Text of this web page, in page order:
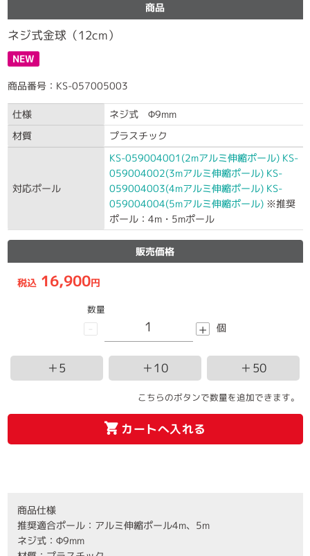
商品
ネジ式金球（12cm）
NEW
商品番号：KS-057005003
仕様
ネジ式 Φ9mm
材質
プラスチック
対応ポール
KS-059004001(2mアルミ伸縮ポール) KS-
059004002(3mアルミ伸縮ポール) KS-
059004003(4mアルミ伸縮ポール) KS-
059004004(5mアルミ伸縮ポール)※推奨
ポール：4m・5mポール
販売価格
税込16,900円
-
数量
+ 個
＋5 ＋10 ＋50
こちらのボタンで数量を追加できます。
カートへ入れる
商品仕様
推奨適合ポール：アルミ伸縮ポール4m、5m
ネジ式：Φ9mm